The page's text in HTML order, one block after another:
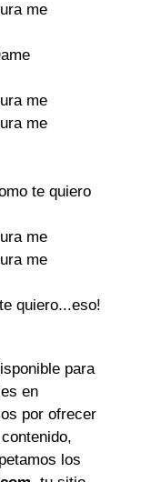
me
me
me
te quiero
me
me
quiero...eso!
para
en
por ofrecer
los